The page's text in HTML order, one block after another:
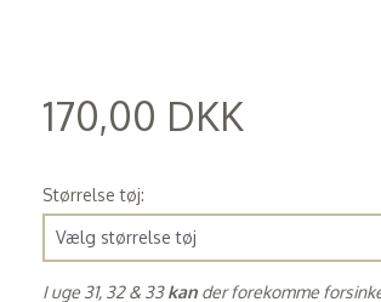
170,00 DKK
Størrelse tøj:
I uge 31, 32 & 33kan der forekomme